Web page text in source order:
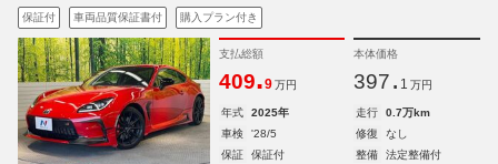
保証付 車両品質保証書付 購入プラン付き
支払総額
409.9 万円
本体価格
397. 1 万円
年式 2025年 走行
0.7万km
車検
'28/5 修復
なし
保証
保証付 整備
法定整備付